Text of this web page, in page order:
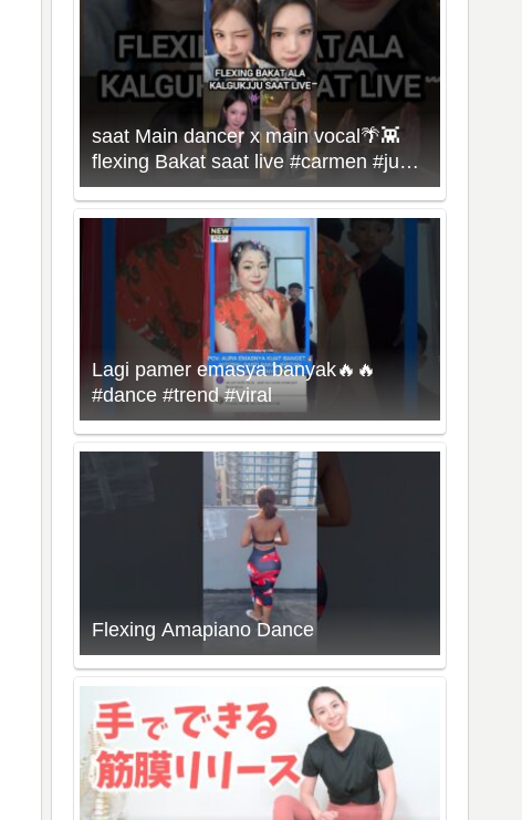
saat Main dancer x main vocal🌴👾
flexing Bakat saat live #carmen #juun
#hearts2hearts #kpop
Lagi pamer emasya banyak🔥🔥
#dance #trend #viral
Flexing Amapiano Dance